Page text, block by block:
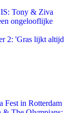
Tony & Ziva
ongelooflijke
2: 'Gras lijkt altijd
Fest in Rotterdam